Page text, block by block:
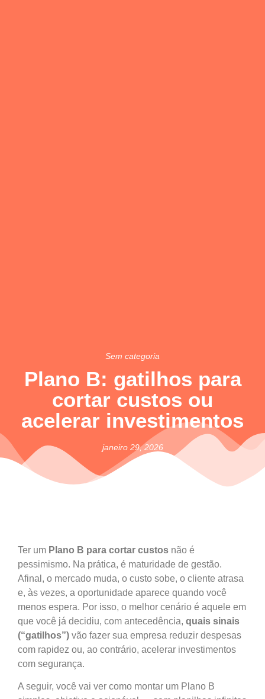
Sem categoria
Plano B: gatilhos para
cortar custos ou
acelerar investimentos
janeiro 29, 2026
Ter um Plano B para cortar custos não é
pessimismo. Na prática, é maturidade de gestão.
Afinal, o mercado muda, o custo sobe, o cliente atrasa
e, às vezes, a oportunidade aparece quando você
menos espera. Por isso, o melhor cenário é aquele em
que você já decidiu, com antecedência, quais sinais
(“gatilhos”) vão fazer sua empresa reduzir despesas
com rapidez ou, ao contrário, acelerar investimentos
com segurança.
A seguir, você vai ver como montar um Plano B